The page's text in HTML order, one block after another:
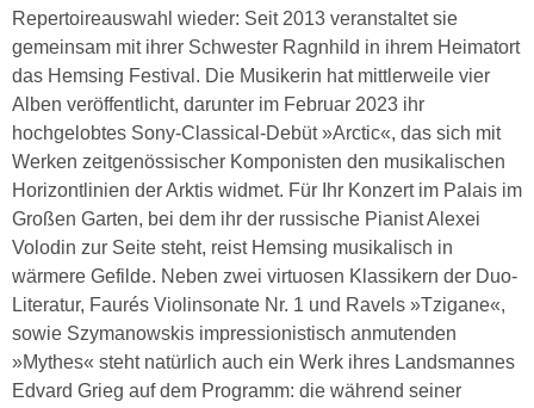
Repertoireauswahl wieder: Seit 2013 veranstaltet sie
gemeinsam mit ihrer Schwester Ragnhild in ihrem Heimatort
das Hemsing Festival. Die Musikerin hat mittlerweile vier
Alben veröffentlicht, darunter im Februar 2023 ihr
hochgelobtes Sony-Classical-Debüt »Arctic«, das sich mit
Werken zeitgenössischer Komponisten den musikalischen
Horizontlinien der Arktis widmet. Für Ihr Konzert im Palais im
Großen Garten, bei dem ihr der russische Pianist Alexei
Volodin zur Seite steht, reist Hemsing musikalisch in
wärmere Gefilde. Neben zwei virtuosen Klassikern der Duo-
Literatur, Faurés Violinsonate Nr. 1 und Ravels »Tzigane«,
sowie Szymanowskis impressionistisch anmutenden
»Mythes« steht natürlich auch ein Werk ihres Landsmannes
Edvard Grieg auf dem Programm: die während seiner